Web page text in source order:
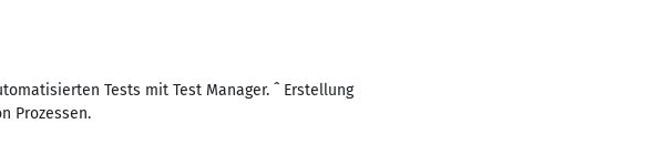
Tests mit Test Manager. ˆ Erstellung
Prozessen.